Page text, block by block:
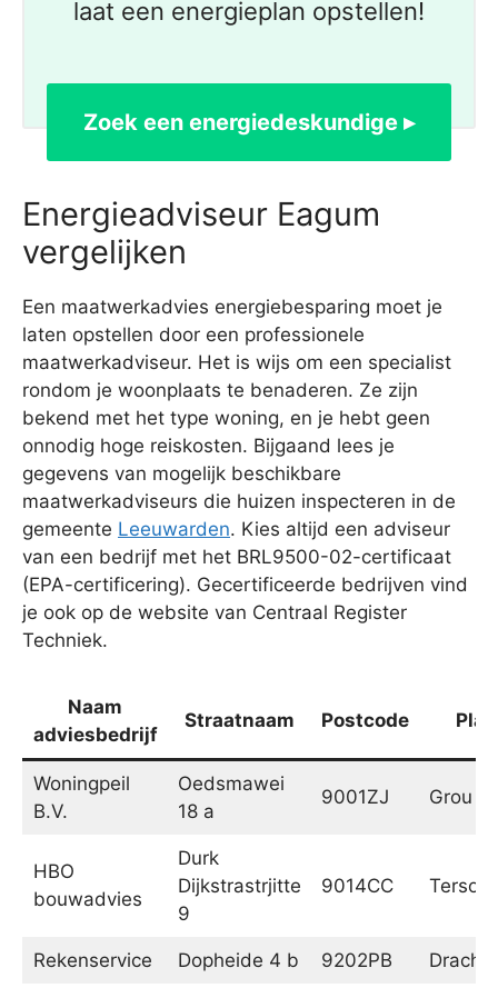
laat een energieplan opstellen!
Zoek een energiedeskundige ▸
Energieadviseur Eagum
vergelijken
Een maatwerkadvies energiebesparing moet je
laten opstellen door een professionele
maatwerkadviseur. Het is wijs om een specialist
rondom je woonplaats te benaderen. Ze zijn
bekend met het type woning, en je hebt geen
onnodig hoge reiskosten. Bijgaand lees je
gegevens van mogelijk beschikbare
maatwerkadviseurs die huizen inspecteren in de
gemeente Leeuwarden. Kies altijd een adviseur
van een bedrijf met het BRL9500-02-certificaat
(EPA-certificering). Gecertificeerde bedrijven vind
je ook op de website van Centraal Register
Techniek.
Naam
adviesbedrijf
Straatnaam Postcode
Woningpeil
B.V.
Oedsmawei
18 a
9001ZJ Grou
HBO
bouwadvies
Durk
Dijkstrastrjitte
9
9014CC Tersoal
Rekenservice Dopheide 4 b 9202PB